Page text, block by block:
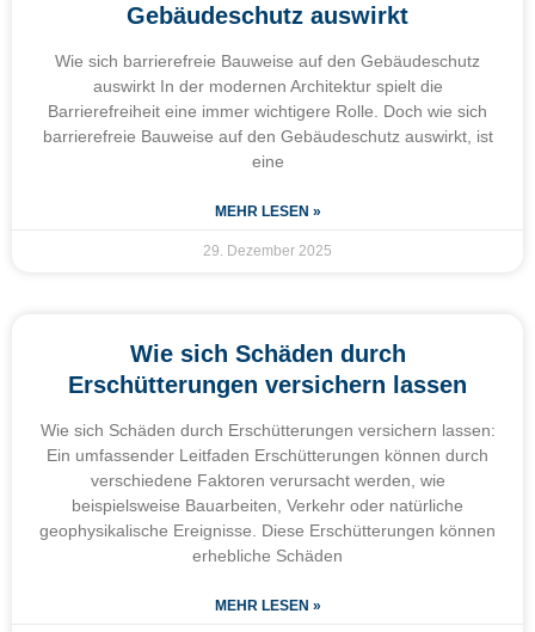
Gebäudeschutz auswirkt
Wie sich barrierefreie Bauweise auf den Gebäudeschutz
auswirkt In der modernen Architektur spielt die
Barrierefreiheit eine immer wichtigere Rolle. Doch wie sich
barrierefreie Bauweise auf den Gebäudeschutz auswirkt, ist
eine
MEHR LESEN »
29. Dezember 2025
Wie sich Schäden durch
Erschütterungen versichern lassen
Wie sich Schäden durch Erschütterungen versichern lassen:
Ein umfassender Leitfaden Erschütterungen können durch
verschiedene Faktoren verursacht werden, wie
beispielsweise Bauarbeiten, Verkehr oder natürliche
geophysikalische Ereignisse. Diese Erschütterungen können
erhebliche Schäden
MEHR LESEN »